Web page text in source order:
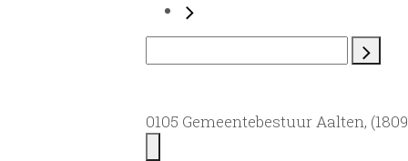
0105 Gemeentebestuur Aalten,